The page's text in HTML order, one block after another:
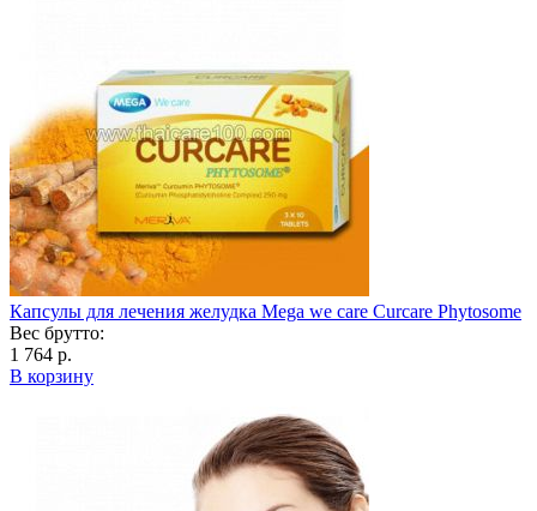
Капсулы для лечения желудка Mega we care Curcare Phytosome
Вес брутто:
1 764 р.
В корзину